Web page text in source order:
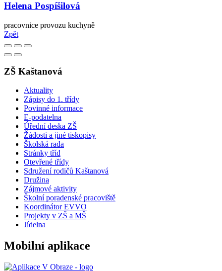
Helena Pospíšilová
pracovnice provozu kuchyně
Zpět
ZŠ Kaštanová
Aktuality
Zápisy do 1. třídy
Povinné informace
E-podatelna
Úřední deska ZŠ
Žádosti a jiné tiskopisy
Školská rada
Stránky tříd
Otevřené třídy
Sdružení rodičů Kaštanová
Družina
Zájmové aktivity
Školní poradenské pracoviště
Koordinátor EVVO
Projekty v ZŠ a MŠ
Jídelna
Mobilní aplikace